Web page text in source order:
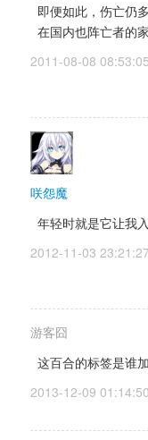
即便如此，伤亡仍
在国内也阵亡者的
2011-08-08 08:53:05
咲怨魔
年轻时就是它让我
2012-11-03 23:21:27
游客囧
这百合的标签是谁
2013-12-09 01:14:50